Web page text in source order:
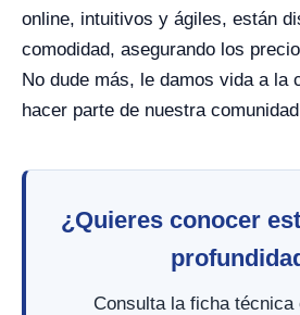
online, intuitivos y ágiles, están
comodidad, asegurando los
No dude más, le damos vida a la
hacer parte de nuestra
¿Quieres conocer
Consulta la ficha técnica